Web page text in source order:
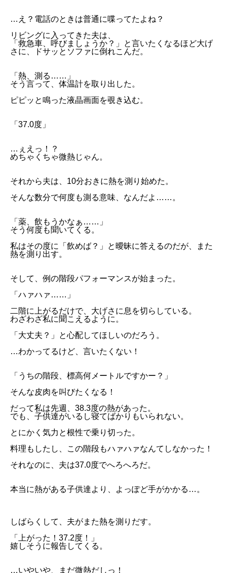
…え？電話のときは普通に喋ってたよね？
リビングに入ってきた夫は、
「救急車、呼びましょうか？」と言いたくなるほど大げ
さに、ドサッとソファに倒れこんだ。
「熱、測る……」
そう言って、体温計を取り出した。
ピピッと鳴った液晶画面を覗き込む。
「37.0度」
…ぇえっ！？
めちゃくちゃ微熱じゃん。
それから夫は、10分おきに熱を測り始めた。
そんな数分で何度も測る意味、なんだよ……。
「薬、飲もうかなぁ……」
そう何度も聞いてくる。
私はその度に「飲めば？」と曖昧に答えるのだが、また
熱を測り出す。
そして、例の階段パフォーマンスが始まった。
「ハァハァ……」
二階に上がるだけで、大げさに息を切らしている。
わざわざ私に聞こえるように。
「大丈夫？」と心配してほしいのだろう。
…わかってるけど、言いたくない！
「うちの階段、標高何メートルですかー？」
そんな皮肉を叫びたくなる！
だって私は先週、38.3度の熱があった。
でも、子供達がいるし寝てばかりもいられない。
とにかく気力と根性で乗り切った。
料理もしたし、この階段もハァハァなんてしなかった！
それなのに、夫は37.0度でへろへろだ。
本当に熱がある子供達より、よっぽど手がかかる…。
しばらくして、夫がまた熱を測りだす。
「上がった！37.2度！」
嬉しそうに報告してくる。
…いやいや、まだ微熱だしっ！